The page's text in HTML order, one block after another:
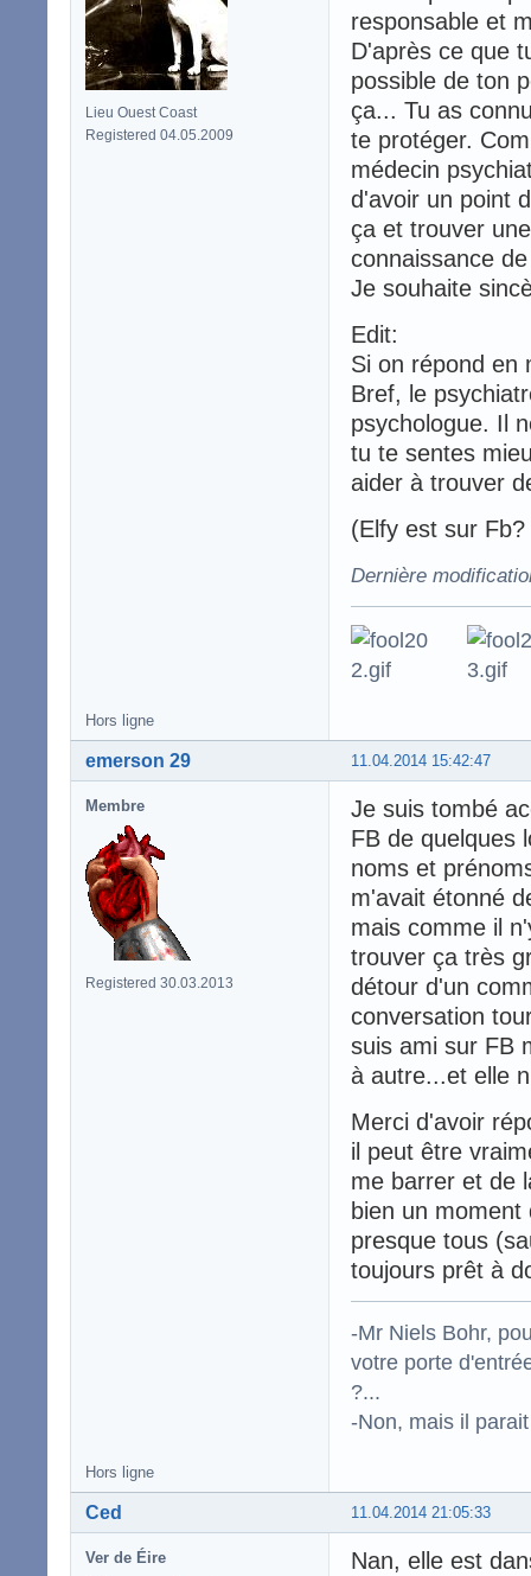
Lieu Ouest Coast
Registered 04.05.2009
responsable et
D'après ce que
possible de ton
ça... Tu as
te protéger.
médecin
d'avoir un point
ça et trouver
connaissance
Je souhaite
Edit:
Si on répond en
Bref, le
psychologue. Il
tu te sentes
aider à trouver
(Elfy est sur
Dernière
Hors ligne
11.04.2014 15:42:47
emerson 29
Membre
Registered 30.03.2013
Je suis tombé
FB de quelques
noms et
m'avait étonné
mais comme il
trouver ça très
détour d'un
conversation
suis ami sur FB
à autre...et elle
Merci d'avoir
il peut être
me barrer et de
bien un
presque tous
toujours prêt à
-Mr Niels Bohr,
votre porte
?...
-Non, mais il
Hors ligne
11.04.2014 21:05:33
Ced
Ver de Éire
Nan, elle est